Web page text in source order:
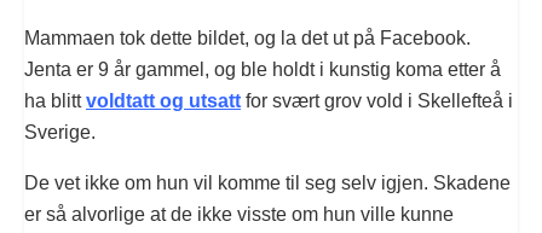
Mammaen tok dette bildet, og la det ut på Facebook.
Jenta er 9 år gammel, og ble holdt i kunstig koma etter å
ha blittvoldtatt og utsatt for svært grov vold i Skellefteå i
Sverige.
De vet ikke om hun vil komme til seg selv igjen. Skadene
er så alvorlige at de ikke visste om hun ville kunne